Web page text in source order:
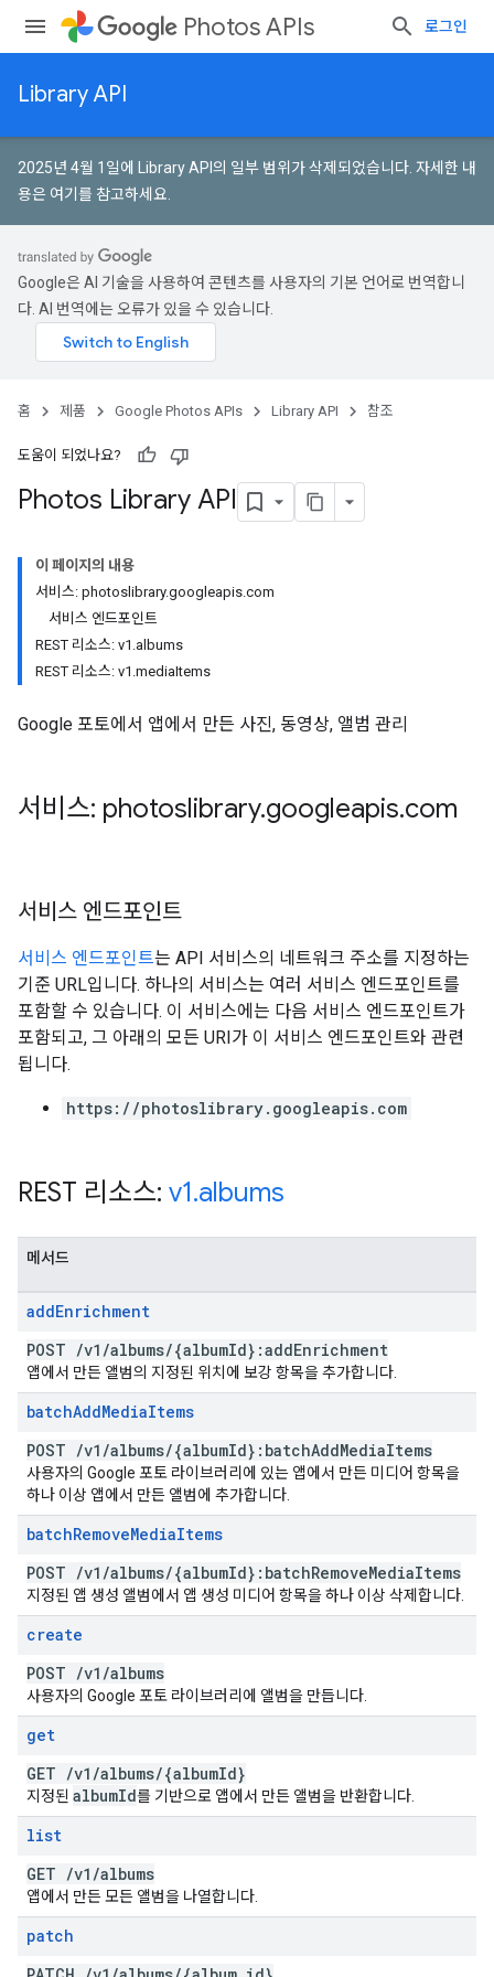
Photos APIs 로그인
Library API
2025년 4월 1일에 Library API의 일부 범위가 삭제되었습니다. 자세한 내
용은 여기를 참고하세요
Google은 AI 기술을 사용하여 콘텐츠를 사용자의 기본 언어로 번역합니
다. AI 번역에는 오류가 있을 수 있습니다.
홈 제품 Google Photos APIs Library API 참조
도움이 되었나요?
Photos Library API
이 페이지의 내용
서비스: photoslibrary.googleapis.com
서비스 엔드포인트
REST 리소스: v1.albums
REST 리소스: v1.mediaItems
Google 포토에서 앱에서 만든 사진, 동영상, 앨범 관리
서비스: photoslibrary.googleapis.com
서비스 엔드포인트
서비스 엔드포인트는 API 서비스의 네트워크 주소를 지정하는
기준 URL입니다. 하나의 서비스는 여러 서비스 엔드포인트를
포함할 수 있습니다. 이 서비스에는 다음 서비스 엔드포인트가
포함되고, 그 아래의 모든 URI가 이 서비스 엔드포인트와 관련
됩니다.
https://photoslibrary.googleapis.com
REST 리소스: v1.albums
메서드
addEnrichment
POST /v1 /albums/{albumId}:addEnrichment
앱에서 만든 앨범의 지정된 위치에 보강 항목을 추가합니다.
batchAddMediaItems
POST /v1 /albums/{albumId}:batchAddMediaItems
사용자의 Google 포토 라이브러리에 있는 앱에서 만든 미디어 항목을
하나 이상 앱에서 만든 앨범에 추가합니다.
batchRemoveMediaItems
POST /v1 /albums/{albumId}:batchRemoveMediaItems
지정된 앱 생성 앨범에서 앱 생성 미디어 항목을 하나 이상 삭제합니다.
create
POST /v1 /albums
사용자의 Google 포토 라이브러리에 앨범을 만듭니다.
get
GET /v1 /albums/{albumId}
지정된 albumId를 기반으로 앱에서 만든 앨범을 반환합니다.
list
GET /v1 /albums
앱에서 만든 모든 앨범을 나열합니다.
patch